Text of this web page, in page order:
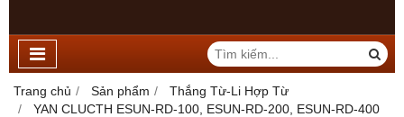
Trang chủ Sản phẩm
Thắng Từ-Li Hợp Từ
YAN CLUCTH ESUN-RD-100, ESUN-RD-200, ESUN-RD-400